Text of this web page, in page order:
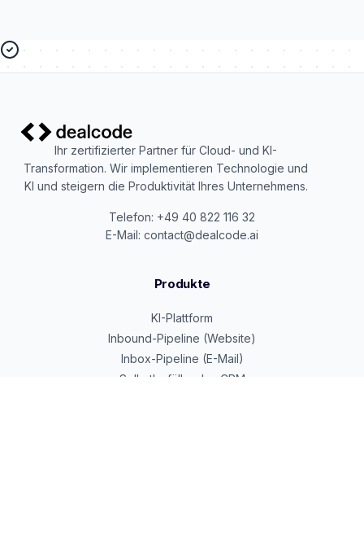
Ihr zertifizierter Partner für Cloud- und KI-
Transformation. Wir implementieren Technologie und
KI und steigern die Produktivität Ihres Unternehmens.
Telefon: +49 40 822 116 32
E-Mail: contact@dealcode.ai
Produkte
KI-Plattform
Inbound-Pipeline (Website)
Inbox-Pipeline (E-Mail)
Selbstbefüllendes CRM